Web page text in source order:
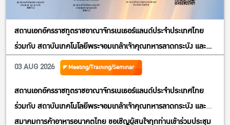
สถานเอกอัครราชทูตราชอาณาจักรเนเธอร์แลนด์ประจำประเทศไทย
ร่วมกับ สถาบันเทคโนโลยีพระจอมเกล้าเจ้าคุณทหารลาดกระบัง และ
สมาคมการค้าอาหารอนาคตไทย ขอเชิญผู้สนใจทุกท่านเข้าร่วมประชุม
เสวนาและรับฟังการบรรยายพิเศษ”Farming The Future With
KMITL Forum 2026; A Define For International Innovative &
Sustainable Agriculture & FoodEcosystem” วันพฤหัสบดีที่ 6
03 AUG 2026 Meeting/Training/Seminar
สถานเอกอัครราชทูตราชอาณาจักรเนเธอร์แลนด์ประจำประเทศไทย
ร่วมกับ สถาบันเทคโนโลยีพระจอมเกล้าเจ้าคุณทหารลาดกระบัง และ
สมาคมการค้าอาหารอนาคตไทย ขอเชิญผู้สนใจทุกท่านเข้าร่วมประชุม